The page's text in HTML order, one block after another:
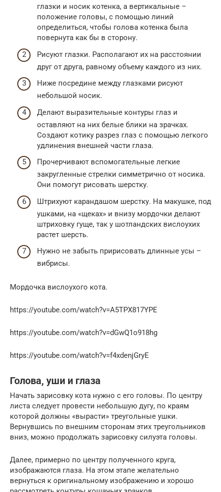
глазки и носик котенка, а вертикальные –
положение головы, с помощью линий
определиться, чтобы голова котенка была
повернута как бы в сторону.
Рисуют глазки. Располагают их на расстоянии
друг от друга, равному объему каждого из них.
Ниже посредине между глазками рисуют
небольшой носик.
Делают выразительные контуры глаз и
оставляют на них белые блики на зрачках.
Создают котику разрез глаз с помощью легкого
удлинения внешней части глаза.
Прочерчивают вспомогательные легкие
закругленные стрелки симметрично от носика.
Они помогут рисовать шерстку.
Штрихуют карандашом шерстку. На макушке, под
ушками, на «щеках» и внизу мордочки делают
штриховку гуще, так у шотландских вислоухих
растет шерсть.
Нужно не забыть пририсовать длинные усы –
вибрисы.
Мордочка вислоухого кота.
https://youtube.com/watch?v=A5TPX817YPE
https://youtube.com/watch?v=dGwQ1o918hg
https://youtube.com/watch?v=f4xdenjGryE
Голова, уши и глаза
Начать зарисовку кота нужно с его головы. По центру
листа следует провести небольшую дугу, по краям
которой должны «вырасти» треугольные ушки.
Вернувшись по внешним сторонам этих треугольников
вниз, можно продолжать зарисовку силуэта головы.
Далее, примерно по центру полученного круга,
изображаются глаза. На этом этапе желательно
вернуться к оригинальному изображению и хорошо